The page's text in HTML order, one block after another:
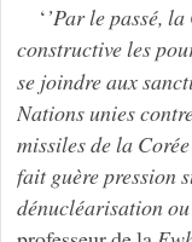
‘’Par le passé,
constructive les
se joindre aux
Nations unies
missiles de la
fait guère pression
dénucléarisation